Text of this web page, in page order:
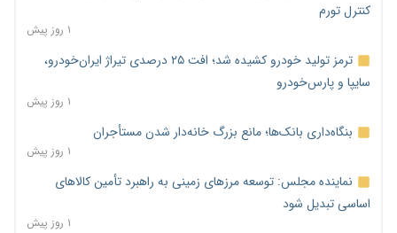
کنترل تورم
۱ روز پیش
ترمز تولید خودرو کشیده شد؛ افت ۲۵ درصدی تیراژ ایران‌خودرو،
سایپا و پارس‌خودرو
۱ روز پیش
بنگاه‌داری بانک‌ها؛ مانع بزرگ خانه‌دار شدن مستأجران
۱ روز پیش
نماینده مجلس: توسعه مرزهای زمینی به راهبرد تأمین کالاهای
اساسی تبدیل شود
۱ روز پیش